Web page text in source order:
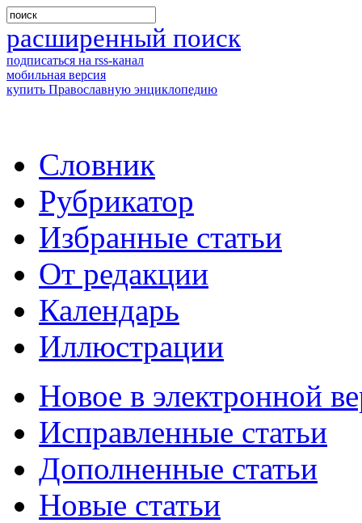
расширенный поиск
подписаться на rss-канал
мобильная версия
купить Православную энциклопедию
Словник
Рубрикатор
Избранные статьи
От редакции
Календарь
Иллюстрации
Новое в электронной
Исправленные статьи
Дополненные статьи
Новые статьи